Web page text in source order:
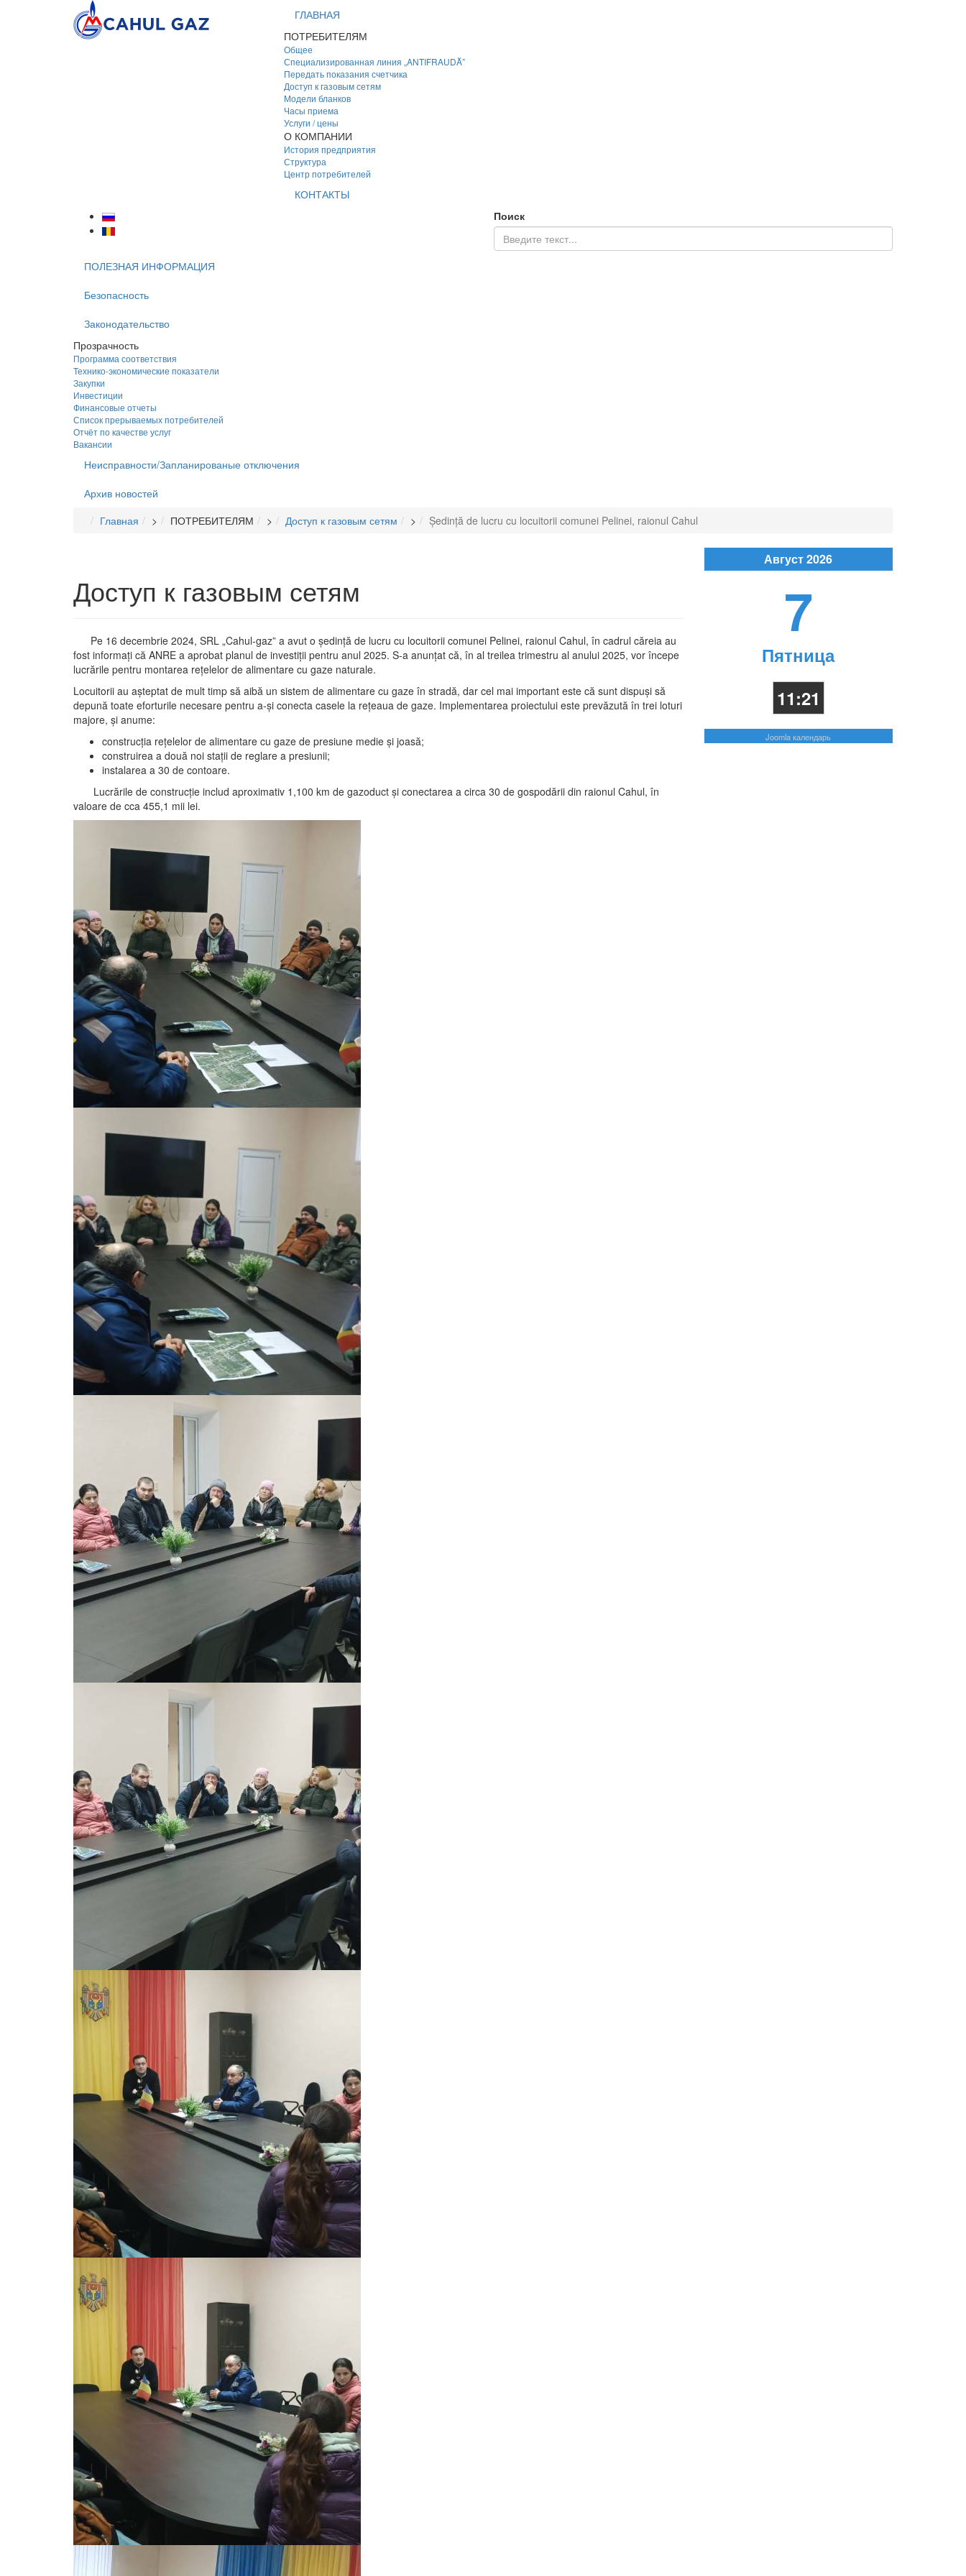
ГЛАВНАЯ
ПОТРЕБИТЕЛЯМ
Общее
Специализированная линия „ANTIFRAUDĂ”
Передать показания счетчика
Доступ к газовым сетям
Модели бланков
Часы приема
Услуги / цены
О КОМПАНИИ
История предприятия
Структура
Центр потребителей
КОНТАКТЫ
Поиск
ПОЛЕЗНАЯ ИНФОРМАЦИЯ
Безопасность
Законодательство
Прозрачность
Программа соответствия
Технико-экономические показатели
Закупки
Инвестиции
Финансовые отчеты
Список прерываемых потребителей
Отчёт по качестве услуг
Вакансии
Неисправности/Запланированые отключения
Архив новостей
Главная
> ПОТРЕБИТЕЛЯМ > Доступ к газовым сетям > Ședință de lucru cu locuitorii comunei Pelinei, raionul Cahul
Доступ к газовым сетям
Pe 16 decembrie 2024, SRL „Cahul-gaz” a avut o ședință de lucru cu locuitorii comunei Pelinei, raionul Cahul, în cadrul căreia au
fost informați că ANRE a aprobat planul de investiții pentru anul 2025. S-a anunțat că, în al treilea trimestru al anului 2025, vor începe
lucrările pentru montarea rețelelor de alimentare cu gaze naturale.
Locuitorii au așteptat de mult timp să aibă un sistem de alimentare cu gaze în stradă, dar cel mai important este că sunt dispuși să
depună toate eforturile necesare pentru a-și conecta casele la rețeaua de gaze. Implementarea proiectului este prevăzută în trei loturi
majore, și anume:
construcția rețelelor de alimentare cu gaze de presiune medie și joasă;
construirea a două noi stații de reglare a presiunii;
instalarea a 30 de contoare.
Lucrările de construcție includ aproximativ 1,100 km de gazoduct și conectarea a circa 30 de gospodării din raionul Cahul, în
valoare de cca 455,1 mii lei.
Август 2026
7
Пятница
11:21
Joomla календарь